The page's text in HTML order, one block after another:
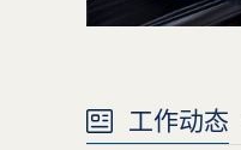
工作动态